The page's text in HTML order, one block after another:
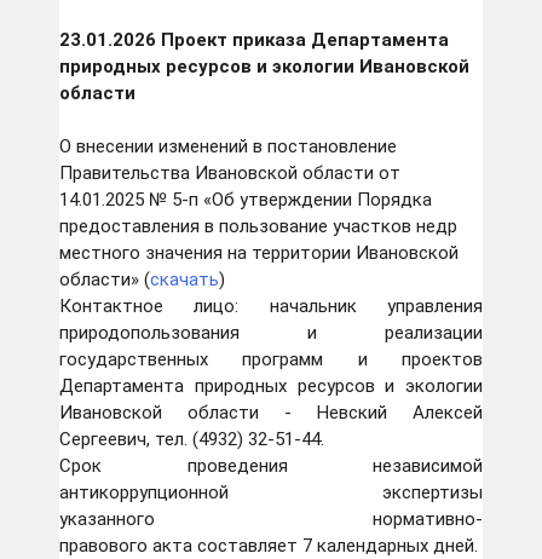
23.01.2026 Проект приказа Департамента
природных ресурсов и экологии Ивановской
области
О внесении изменений в постановление
Правительства Ивановской области от
14.01.2025 № 5-п «Об утверждении Порядка
предоставления в пользование участков недр
местного значения на территории Ивановской
области» (скачать)
Контактное лицо: начальник управления
природопользования и реализации
государственных программ и проектов
Департамента природных ресурсов и экологии
Ивановской области - Невский Алексей
Сергеевич, тел. (4932) 32-51-44.
Срок проведения независимой
антикоррупционной экспертизы
указанного нормативно-
правового акта составляет 7 календарных дней.